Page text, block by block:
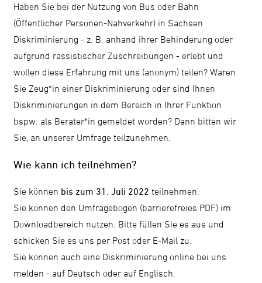
Haben Sie bei der Nutzung von Bus oder Bahn
(Öffentlicher Personen-Nahverkehr) in Sachsen
Diskriminierung - z. B. anhand ihrer Behinderung oder
aufgrund rassistischer Zuschreibungen - erlebt und
wollen diese Erfahrung mit uns (anonym) teilen? Waren
Sie Zeug*in einer Diskriminierung oder sind Ihnen
Diskriminierungen in dem Bereich in Ihrer Funktion
bspw. als Berater*in gemeldet worden? Dann bitten wir
Sie, an unserer Umfrage teilzunehmen.
Wie kann ich teilnehmen?
Sie können bis zum 31. Juli 2022 teilnehmen.
Sie können den Umfragebogen (barrierefreies PDF) im
Downloadbereich nutzen. Bitte füllen Sie es aus und
schicken Sie es uns per Post oder E-Mail zu.
Sie können auch eine Diskriminierung online bei uns
melden - auf Deutsch oder auf Englisch.